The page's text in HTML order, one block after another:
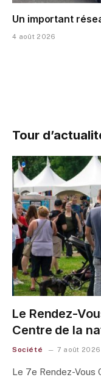
Un important
4 août 2026
Tour
Le Rendez-
Centre de la
Société 7 août 2026
Le 7e Rendez-Vous